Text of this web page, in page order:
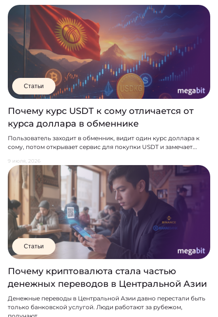
Статьи
Почему курс USDT к сому отличается от
курса доллара в обменнике
Пользователь заходит в обменник, видит один курс доллара к
сому, потом открывает сервис для покупки USDT и замечает...
9 июля, 2026
Статьи
Почему криптовалюта стала частью
денежных переводов в Центральной Азии
Денежные переводы в Центральной Азии давно перестали быть
только банковской услугой. Люди работают за рубежом,